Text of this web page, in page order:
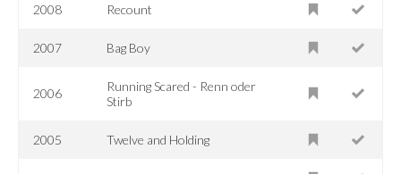
2008 Recount
2007 Bag Boy
2006
Running Scared - Renn oder
Stirb
2005 Twelve and Holding